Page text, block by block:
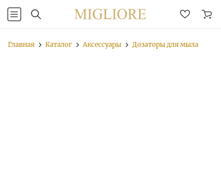
Главная Каталог Аксессуары Дозаторы для мыла